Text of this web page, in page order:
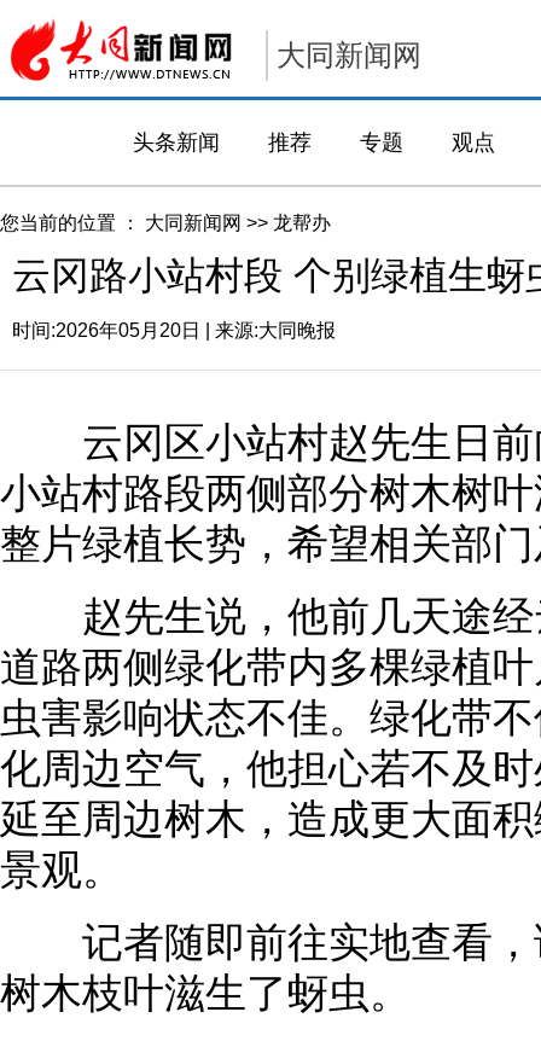
大同新闻网
头条新闻 推荐 专题 观点
您当前的位置 ： 大同新闻网 >> 龙帮办
云冈路小站村段 个别绿植生蚜
时间:2026年05月20日 | 来源:大同晚报
云冈区小站村赵先生日前
小站村路段两侧部分树木树
整片绿植长势，希望相关部
赵先生说，他前几天途经
道路两侧绿化带内多棵绿植
虫害影响状态不佳。绿化带
化周边空气，他担心若不及
延至周边树木，造成更大面
景观。
记者随即前往实地查看，
树木枝叶滋生了蚜虫。